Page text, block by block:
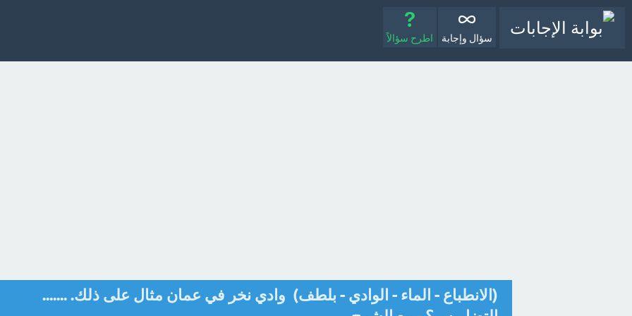
سؤال وإجابة اطرح سؤالاً
(الانطباع - الماء - الوادي - بلطف) وادي نخر في عمان مثال على ذلك. .......